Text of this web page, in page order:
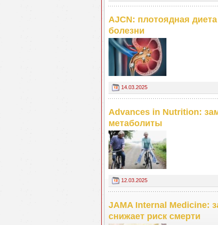
АJСN: плотоядная
болезни
14.03.2025
Advances in Nutrition:
метаболиты
12.03.2025
JAMA Internal Medicine:
снижает риск смерти